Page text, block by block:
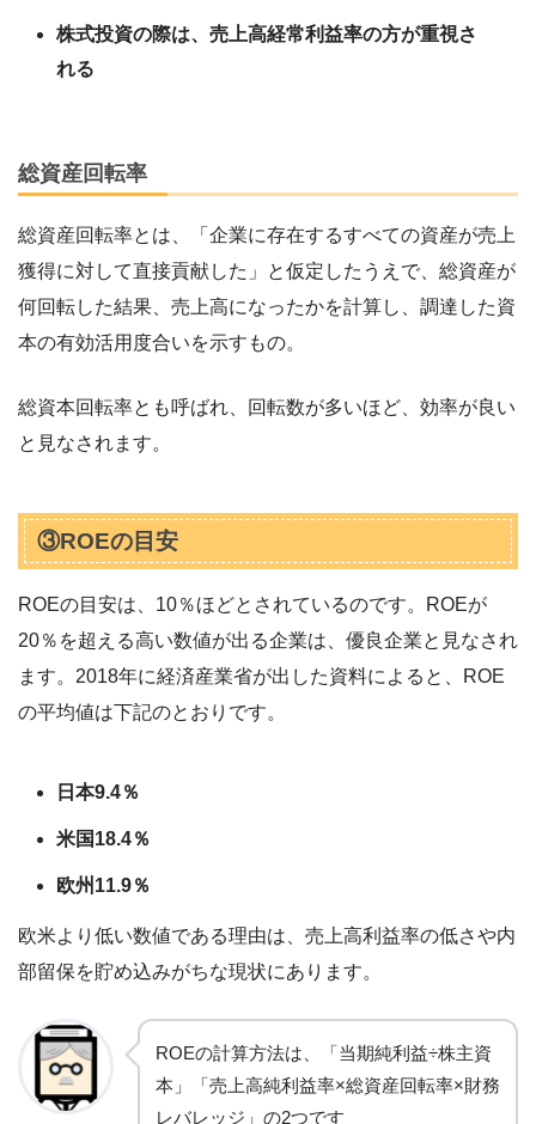
株式投資の際は、売上高経常利益率の方が重視さ
れる
総資産回転率
総資産回転率とは、「企業に存在するすべての資産が売上
獲得に対して直接貢献した」と仮定したうえで、総資産が
何回転した結果、売上高になったかを計算し、調達した資
本の有効活用度合いを示すもの。
総資本回転率とも呼ばれ、回転数が多いほど、効率が良い
と見なされます。
③ROEの目安
ROEの目安は、10％ほどとされているのです。ROEが
20％を超える高い数値が出る企業は、優良企業と見なされ
ます。2018年に経済産業省が出した資料によると、ROE
の平均値は下記のとおりです。
日本9.4％
米国18.4％
欧州11.9％
欧米より低い数値である理由は、売上高利益率の低さや内
部留保を貯め込みがちな現状にあります。
ROEの計算方法は、「当期純利益÷株主資
本」「売上高純利益率×総資産回転率×財務
レバレッジ」の2つです